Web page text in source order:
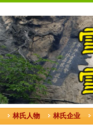
林氏人物 林氏企业